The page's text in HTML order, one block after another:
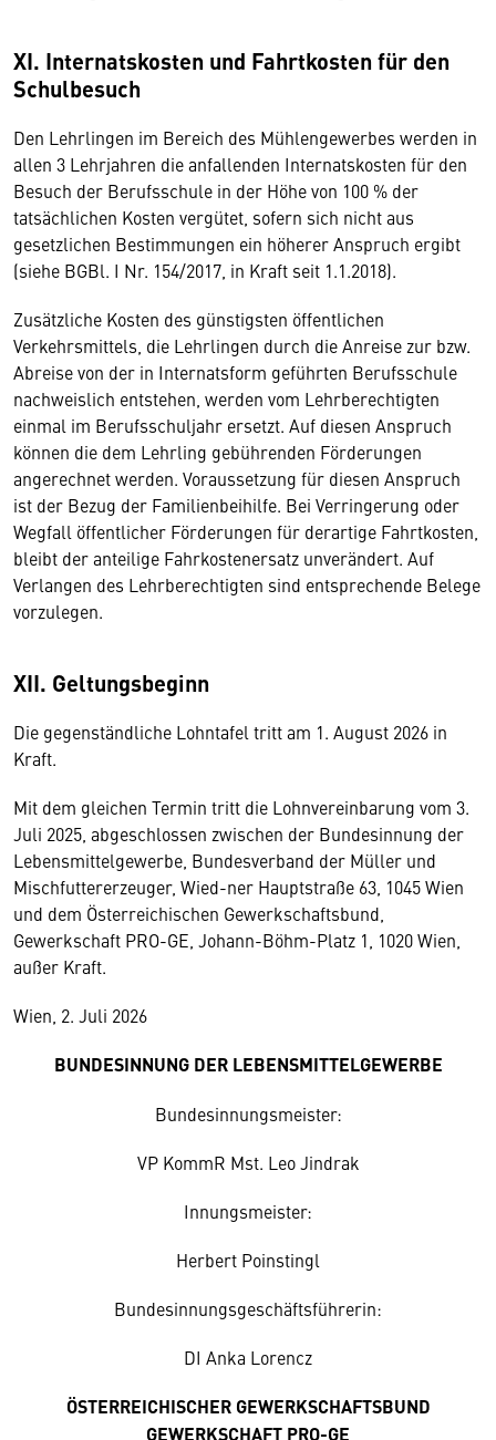
XI. Internatskosten und Fahrtkosten für den
Schulbesuch
Den Lehrlingen im Bereich des Mühlengewerbes werden in
allen 3 Lehrjahren die anfallenden Internatskosten für den
Besuch der Berufsschule in der Höhe von 100 % der
tatsächlichen Kosten vergütet, sofern sich nicht aus
gesetzlichen Bestimmungen ein höherer Anspruch ergibt
(siehe BGBl. I Nr. 154/2017, in Kraft seit 1.1.2018).
Zusätzliche Kosten des günstigsten öffentlichen
Verkehrsmittels, die Lehrlingen durch die Anreise zur bzw.
Abreise von der in Internatsform geführten Berufsschule
nachweislich entstehen, werden vom Lehrberechtigten
einmal im Berufsschuljahr ersetzt. Auf diesen Anspruch
können die dem Lehrling gebührenden Förderungen
angerechnet werden. Voraussetzung für diesen Anspruch
ist der Bezug der Familienbeihilfe. Bei Verringerung oder
Wegfall öffentlicher Förderungen für derartige Fahrtkosten,
bleibt der anteilige Fahrkostenersatz unverändert. Auf
Verlangen des Lehrberechtigten sind entsprechende Belege
vorzulegen.
XII. Geltungsbeginn
Die gegenständliche Lohntafel tritt am 1. August 2026 in
Kraft.
Mit dem gleichen Termin tritt die Lohnvereinbarung vom 3.
Juli 2025, abgeschlossen zwischen der Bundesinnung der
Lebensmittelgewerbe, Bundesverband der Müller und
Mischfuttererzeuger, Wied-ner Hauptstraße 63, 1045 Wien
und dem Österreichischen Gewerkschaftsbund,
Gewerkschaft PRO-GE, Johann-Böhm-Platz 1, 1020 Wien,
außer Kraft.
Wien, 2. Juli 2026
BUNDESINNUNG DER LEBENSMITTELGEWERBE
Bundesinnungsmeister:
VP KommR Mst. Leo Jindrak
Innungsmeister:
Herbert Poinstingl
Bundesinnungsgeschäftsführerin:
DI Anka Lorencz
ÖSTERREICHISCHER GEWERKSCHAFTSBUND
GEWERKSCHAFT PRO-GE